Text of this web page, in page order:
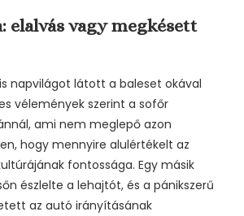
elalvás vagy megkésett
napvilágot látott a baleset okával
vélemények szerint a sofőr
ami nem meglepő azon
hogy mennyire alulértékelt az
fontossága. Egy másik
észlelte a lehajtót, és a pánikszerű
az autó irányításának